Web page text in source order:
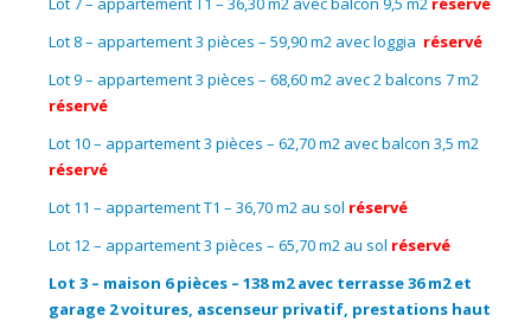
Lot 8 – appartement 3 pièces – 59,90 m2 avec loggia réservé
Lot 9 – appartement 3 pièces – 68,60 m2 avec 2 balcons 7 m2
réservé
Lot 10 – appartement 3 pièces – 62,70 m2 avec balcon 3,5 m2
réservé
Lot 11 – appartement T1 – 36,70 m2 au sol réservé
Lot 12 – appartement 3 pièces – 65,70 m2 au sol réservé
Lot 3 – maison 6 pièces – 138 m2 avec terrasse 36 m2 et
garage 2 voitures, ascenseur privatif, prestations haut